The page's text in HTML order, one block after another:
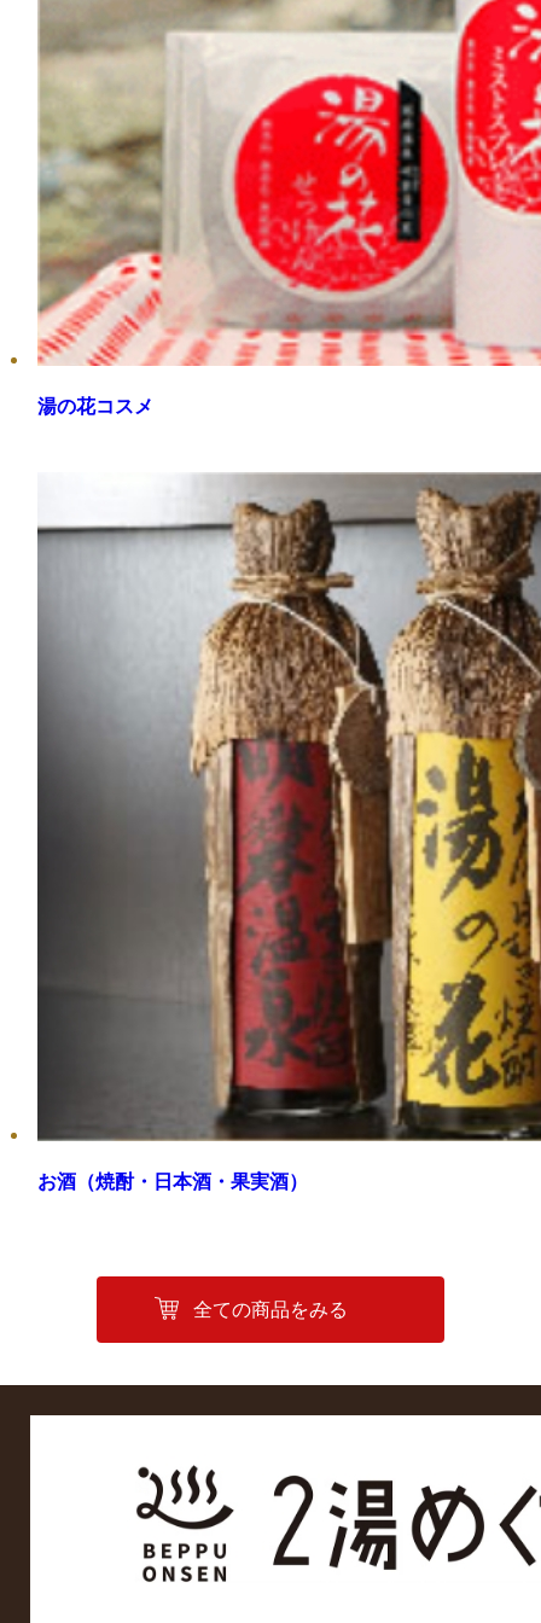
湯の花コスメ
お酒（焼酎・日本酒・果実酒）
全ての商品をみる